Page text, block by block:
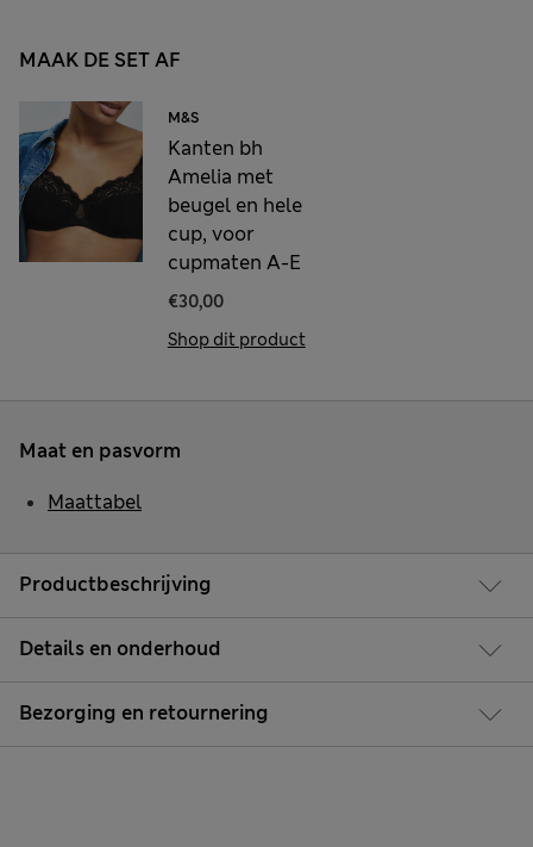
MAAK DE SET AF
M&S
Kanten bh
Amelia met
beugel en hele
cup, voor
cupmaten A-E
€30,00
Shop dit product
Productbeschrijving
Details en onderhoud
Bezorging en retournering
Maat en pasvorm
Maattabel